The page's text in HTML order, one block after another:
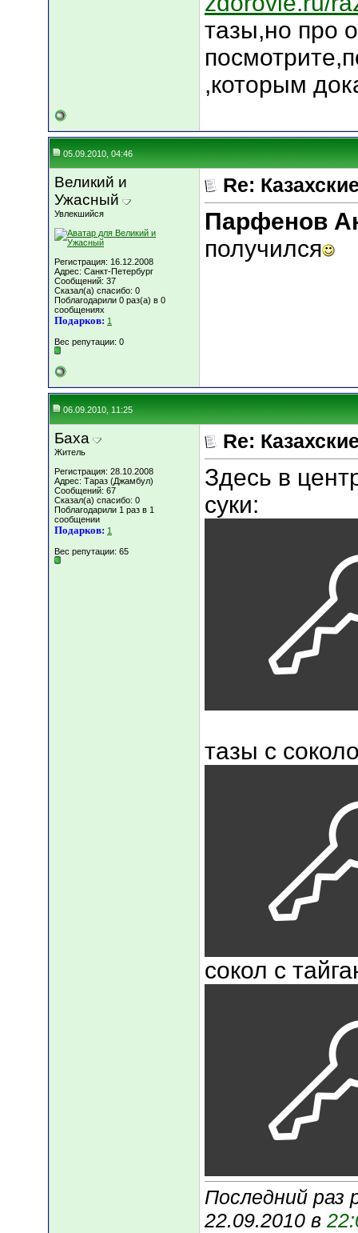
тазы,но про
,которым
05.09.2010, 04:46
Великий и
Ужасный
Увлекшийся
Регистрация: 16.12.2008
Адрес: Санкт-Петербург
Сообщений: 37
Сказал(а) спасибо: 0
Поблагодарили 0 раз(а) в 0
сообщениях
Подарков: 1
Вес репутации: 0
Re:
Парфенов
получился
06.09.2010, 11:25
Баха
Житель
Регистрация: 28.10.2008
Адрес: Тараз (Джамбул)
Сообщений: 67
Сказал(а) спасибо: 0
Поблагодарили 1 раз в 1
сообщении
Подарков: 1
Вес репутации: 65
Re:
Здесь в
суки:
тазы с
сокол с
Последний раз
22.09.2010 в